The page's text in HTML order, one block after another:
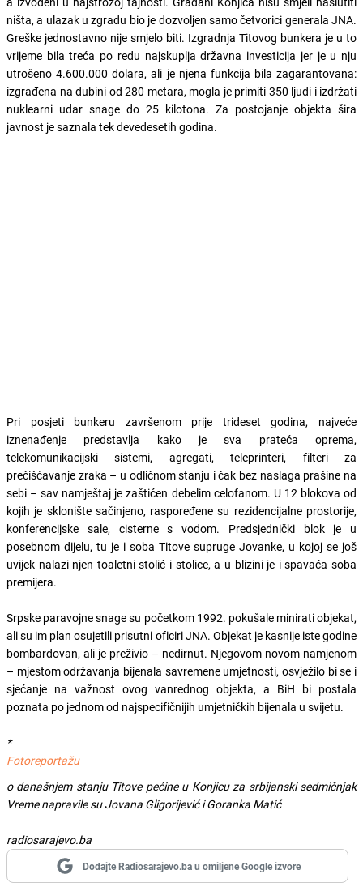
ništa, a ulazak u zgradu bio je dozvoljen samo četvorici generala JNA.
Greške jednostavno nije smjelo biti. Izgradnja Titovog bunkera je u to
vrijeme bila treća po redu najskuplja državna investicija jer je u nju
utrošeno 4.600.000 dolara, ali je njena funkcija bila zagarantovana:
izgrađena na dubini od 280 metara, mogla je primiti 350 ljudi i izdržati
nuklearni udar snage do 25 kilotona. Za postojanje objekta šira
javnost je saznala tek devedesetih godina.
Pri posjeti bunkeru završenom prije trideset godina, najveće
iznenađenje predstavlja kako je sva prateća oprema,
telekomunikacijski sistemi, agregati, teleprinteri, filteri za
prečišćavanje zraka – u odličnom stanju i čak bez naslaga prašine na
sebi – sav namještaj je zaštićen debelim celofanom. U 12 blokova od
kojih je sklonište sačinjeno, raspoređene su rezidencijalne prostorije,
konferencijske sale, cisterne s vodom. Predsjednički blok je u
posebnom dijelu, tu je i soba Titove supruge Jovanke, u kojoj se još
uvijek nalazi njen toaletni stolić i stolice, a u blizini je i spavaća soba
premijera.
Srpske paravojne snage su početkom 1992. pokušale minirati objekat,
ali su im plan osujetili prisutni oficiri JNA. Objekat je kasnije iste godine
bombardovan, ali je preživio – nedirnut. Njegovom novom namjenom
– mjestom održavanja bijenala savremene umjetnosti, osvježilo bi se i
sjećanje na važnost ovog vanrednog objekta, a BiH bi postala
poznata po jednom od najspecifičnijih umjetničkih bijenala u svijetu.
*
Fotoreportažu
o današnjem stanju Titove pećine u Konjicu za srbijanski sedmičnjak
Vreme napravile su Jovana Gligorijević i Goranka Matić
radiosarajevo.ba
Dodajte Radiosarajevo.ba u omiljene Google izvore